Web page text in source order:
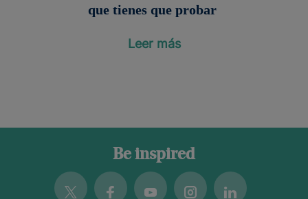
que tienes que probar
Leer más
Be inspired
Twitter FacebookYoutubeInstagramLinkedin